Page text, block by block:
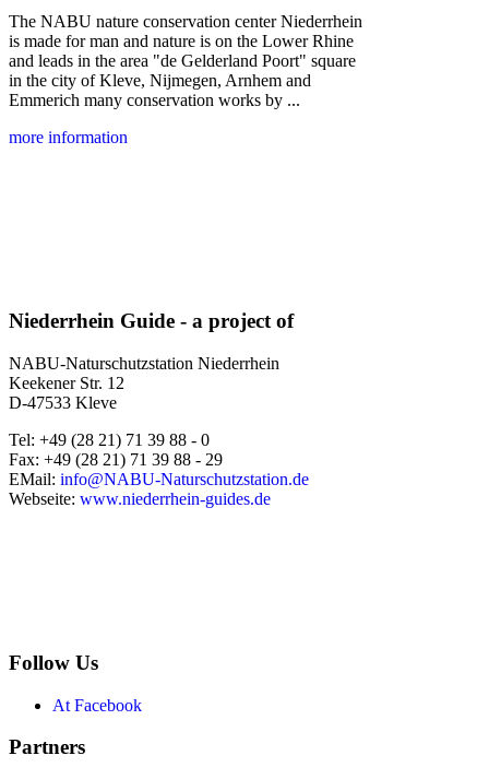
The NABU nature conservation center Niederrhein
is made for man and nature is on the Lower Rhine
and leads in the area "de Gelderland Poort" square
in the city of Kleve, Nijmegen, Arnhem and
Emmerich many conservation works by ...
more information
Niederrhein Guide - a project of
NABU-Naturschutzstation Niederrhein
Keekener Str. 12
D-47533 Kleve
Tel: +49 (28 21) 71 39 88 - 0
Fax: +49 (28 21) 71 39 88 - 29
EMail: info@NABU-Naturschutzstation.de
Webseite: www.niederrhein-guides.de
Follow Us
At Facebook
Partners